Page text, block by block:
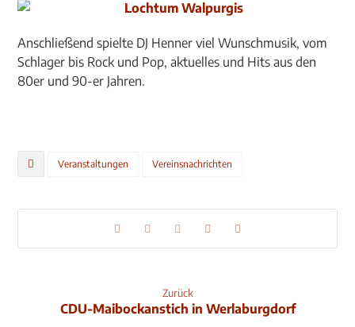
Anschließend spielte DJ Henner viel Wunschmusik, vom
Schlager bis Rock und Pop, aktuelles und Hits aus den
80er und 90-er Jahren.
Veranstaltungen Vereinsnachrichten
Zurück
CDU-Maibockanstich in Werlaburgdorf